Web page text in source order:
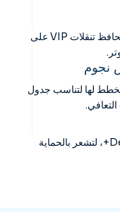
من لحظة الوصول وحتى المواعيد، تحافظ تنقلات VIP على
نجوم
لها لتناسب جدول
يشمل ذلك تأمينًا شاملاً، DentX Plus+، لتشعر بالحماية